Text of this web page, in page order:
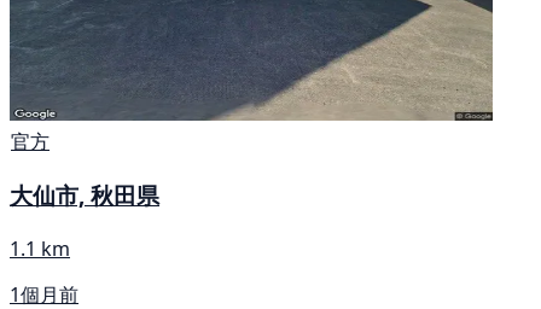
官方
大仙市, 秋田県
1.1 km
1個月前